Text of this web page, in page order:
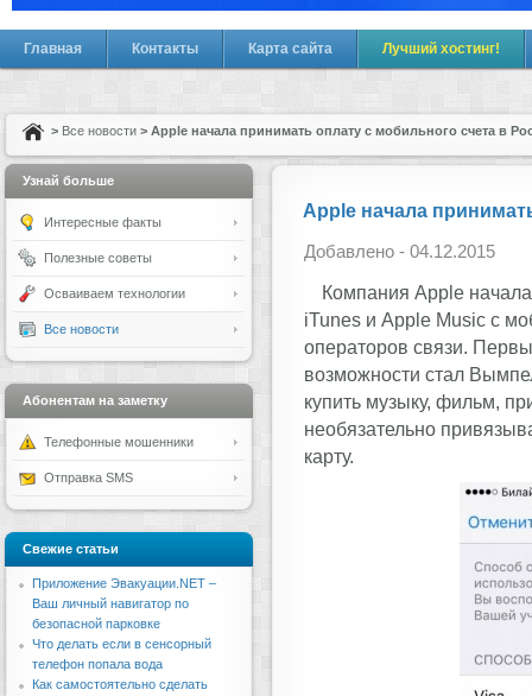
Главная Контакты Карта сайта Лучший хостинг!
> Все новости > Apple начала принимать оплату с мобильного счета в
Apple начала
Добавлено - 04.12.2015
Компания Apple
iTunes и Apple Music с
операторов связи.
возможности стал
купить музыку, фильм,
необязательно
карту.
Узнай больше
Интересные факты
Полезные советы
Осваиваем технологии
Все новости
Абонентам на заметку
Телефонные мошенники
Отправка SMS
Свежие статьи
Приложение Эвакуации.NET –
Ваш личный навигатор по
безопасной парковке
Что делать если в сенсорный
телефон попала вода
Как самостоятельно сделать